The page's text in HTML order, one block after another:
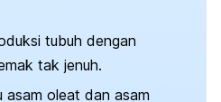
tubuh dengan
tak jenuh.
asam oleat dan asam